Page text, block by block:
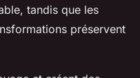
tandis que les
préservent